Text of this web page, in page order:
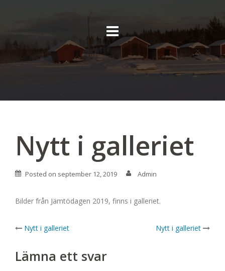
Nytt i galleriet
Posted on september 12, 2019 Admin
Bilder från Jämtödagen 2019, finns i galleriet.
Post
navigation
Nytt i galleriet Nytt i galleriet
Lämna ett svar